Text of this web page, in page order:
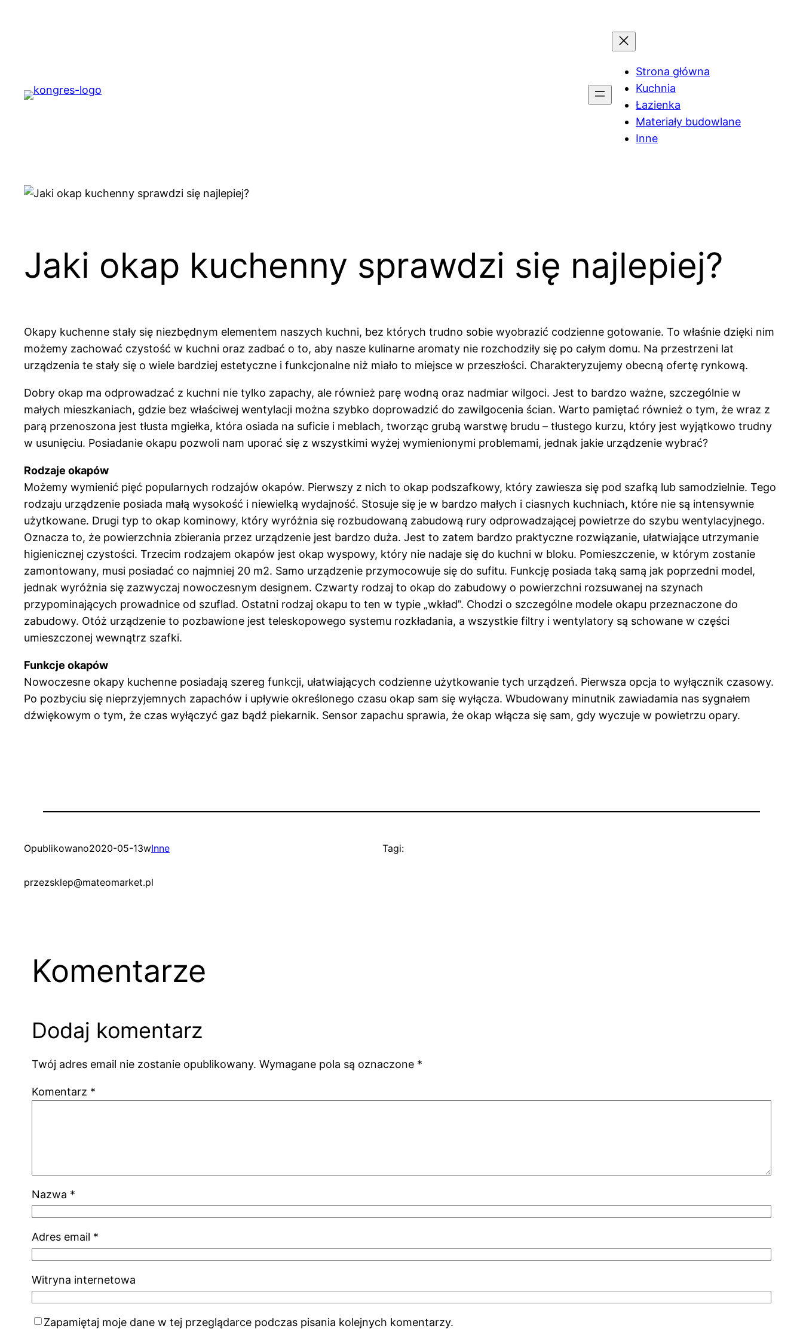
Strona główna
Kuchnia
Łazienka
Materiały budowlane
Inne
Jaki okap kuchenny sprawdzi się najlepiej?
Okapy kuchenne stały się niezbędnym elementem naszych kuchni, bez których trudno sobie wyobrazić codzienne gotowanie. To właśnie dzięki nim
możemy zachować czystość w kuchni oraz zadbać o to, aby nasze kulinarne aromaty nie rozchodziły się po całym domu. Na przestrzeni lat
urządzenia te stały się o wiele bardziej estetyczne i funkcjonalne niż miało to miejsce w przeszłości. Charakteryzujemy obecną ofertę rynkową.
Dobry okap ma odprowadzać z kuchni nie tylko zapachy, ale również parę wodną oraz nadmiar wilgoci. Jest to bardzo ważne, szczególnie w
małych mieszkaniach, gdzie bez właściwej wentylacji można szybko doprowadzić do zawilgocenia ścian. Warto pamiętać również o tym, że wraz z
parą przenoszona jest tłusta mgiełka, która osiada na suficie i meblach, tworząc grubą warstwę brudu – tłustego kurzu, który jest wyjątkowo trudny
w usunięciu. Posiadanie okapu pozwoli nam uporać się z wszystkimi wyżej wymienionymi problemami, jednak jakie urządzenie wybrać?
Rodzaje okapów
Możemy wymienić pięć popularnych rodzajów okapów. Pierwszy z nich to okap podszafkowy, który zawiesza się pod szafką lub samodzielnie. Tego
rodzaju urządzenie posiada małą wysokość i niewielką wydajność. Stosuje się je w bardzo małych i ciasnych kuchniach, które nie są intensywnie
użytkowane. Drugi typ to okap kominowy, który wyróżnia się rozbudowaną zabudową rury odprowadzającej powietrze do szybu wentylacyjnego.
Oznacza to, że powierzchnia zbierania przez urządzenie jest bardzo duża. Jest to zatem bardzo praktyczne rozwiązanie, ułatwiające utrzymanie
higienicznej czystości. Trzecim rodzajem okapów jest okap wyspowy, który nie nadaje się do kuchni w bloku. Pomieszczenie, w którym zostanie
zamontowany, musi posiadać co najmniej 20 m2. Samo urządzenie przymocowuje się do sufitu. Funkcję posiada taką samą jak poprzedni model,
jednak wyróżnia się zazwyczaj nowoczesnym designem. Czwarty rodzaj to okap do zabudowy o powierzchni rozsuwanej na szynach
przypominających prowadnice od szuflad. Ostatni rodzaj okapu to ten w typie „wkład”. Chodzi o szczególne modele okapu przeznaczone do
zabudowy. Otóż urządzenie to pozbawione jest teleskopowego systemu rozkładania, a wszystkie filtry i wentylatory są schowane w części
umieszczonej wewnątrz szafki.
Funkcje okapów
Nowoczesne okapy kuchenne posiadają szereg funkcji, ułatwiających codzienne użytkowanie tych urządzeń. Pierwsza opcja to wyłącznik czasowy.
Po pozbyciu się nieprzyjemnych zapachów i upływie określonego czasu okap sam się wyłącza. Wbudowany minutnik zawiadamia nas sygnałem
dźwiękowym o tym, że czas wyłączyć gaz bądź piekarnik. Sensor zapachu sprawia, że okap włącza się sam, gdy wyczuje w powietrzu opary.
Opublikowano2020-05-13wInne
przezsklep@mateomarket.pl
Tagi:
Komentarze
Dodaj komentarz
Twój adres email nie zostanie opublikowany. Wymagane pola są oznaczone *
Komentarz *
Nazwa *
Adres email *
Witryna internetowa
Zapamiętaj moje dane w tej przeglądarce podczas pisania kolejnych komentarzy.